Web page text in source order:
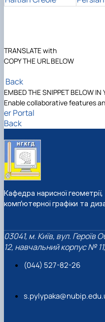
TRANSLATE with
COPY THE URL BELOW
Back
EMBED THE SNIPPET BELOW IN
Enable collaborative features
er Portal
Back
Кафедра нарисної геометрії,
комп’ютерної графіки та
03041, м. Київ, вул. Героїв
12, навчальний корпус №
(044) 527-82-26